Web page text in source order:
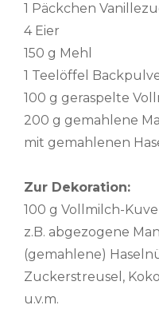
1 Päckchen
4 Eier
150 g Mehl
1 Teelöffel
100 g geraspelte
200 g gemahlene
mit gemahlenen
Zur Dekoration:
100 g Vollmilch-
z.B. abgezogene
(gemahlene)
Zuckerstreusel,
u.v.m.